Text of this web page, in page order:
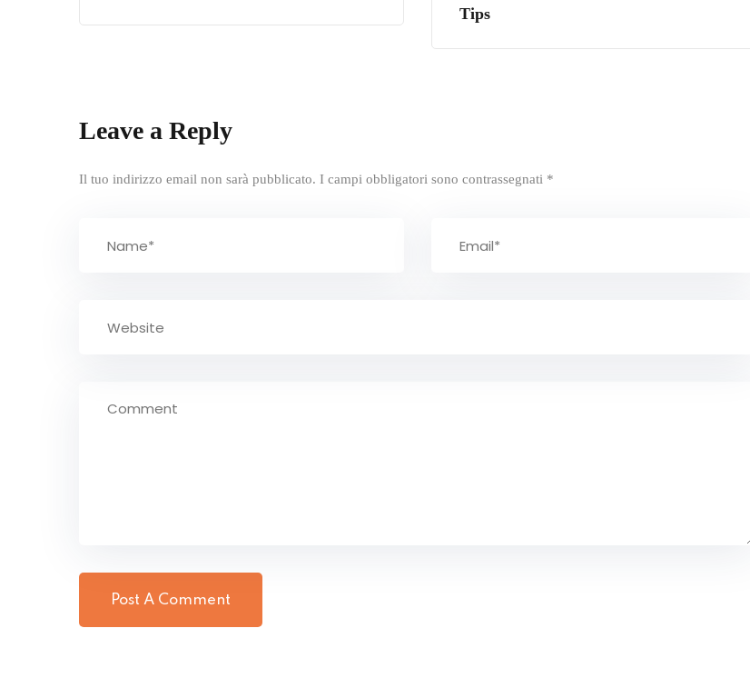
Tips
Leave a Reply
Il tuo indirizzo email non sarà pubblicato. I campi obbligatori sono contrassegnati *